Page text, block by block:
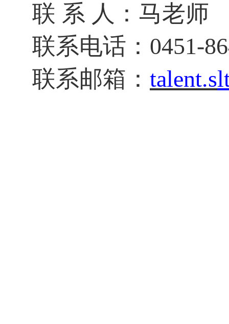
联 系 人：马老师
联系电话： 0451-
联系邮箱： talent.s